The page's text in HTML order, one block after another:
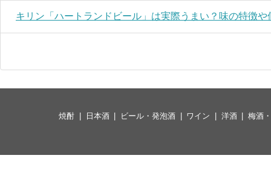
キリン「ハートランドビール」は実際うまい？味の特徴や
焼酎 日本酒 ビール・発泡酒 ワイン 洋酒 梅酒